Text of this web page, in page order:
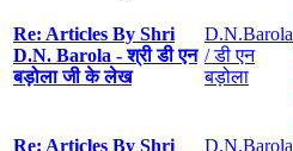
Re: Articles By Shri
D.N. Barola - श्री डी एन
बड़ोला जी के लेख
D.N.Barola
/ डी एन
बड़ोला
Re: Articles By Shri
D.N.Barola